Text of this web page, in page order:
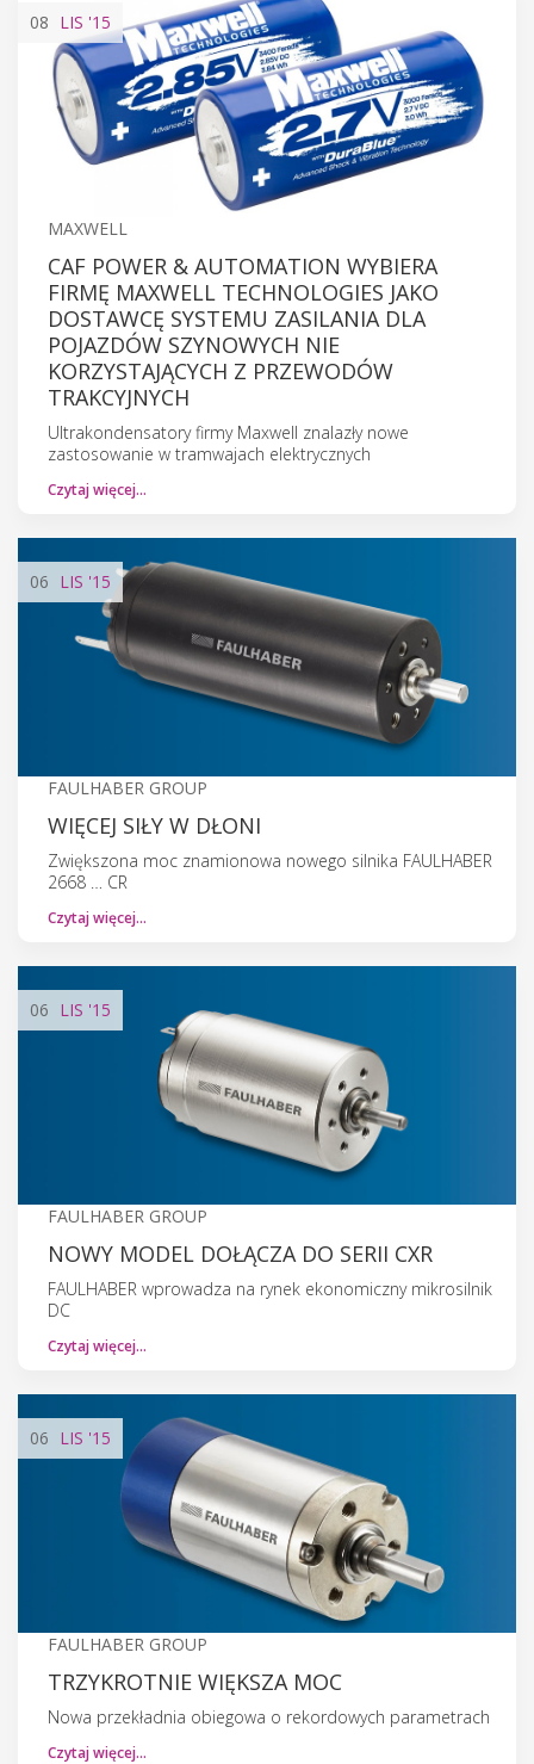
08 LIS '15
MAXWELL
CAF POWER & AUTOMATION WYBIERA
FIRMĘ MAXWELL TECHNOLOGIES JAKO
DOSTAWCĘ SYSTEMU ZASILANIA DLA
POJAZDÓW SZYNOWYCH NIE
KORZYSTAJĄCYCH Z PRZEWODÓW
TRAKCYJNYCH
Ultrakondensatory firmy Maxwell znalazły nowe
zastosowanie w tramwajach elektrycznych
Czytaj więcej…
06 LIS '15
FAULHABER GROUP
WIĘCEJ SIŁY W DŁONI
Zwiększona moc znamionowa nowego silnika FAULHABER
2668 … CR
Czytaj więcej…
06 LIS '15
FAULHABER GROUP
NOWY MODEL DOŁĄCZA DO SERII CXR
FAULHABER wprowadza na rynek ekonomiczny mikrosilnik
DC
Czytaj więcej…
06 LIS '15
FAULHABER GROUP
TRZYKROTNIE WIĘKSZA MOC
Nowa przekładnia obiegowa o rekordowych parametrach
Czytaj więcej…